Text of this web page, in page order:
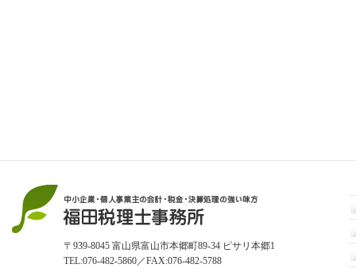
〒939-8045 富山県富山市本郷町89-34 ピサリ本郷1
TEL:076-482-5860／FAX:076-482-5788